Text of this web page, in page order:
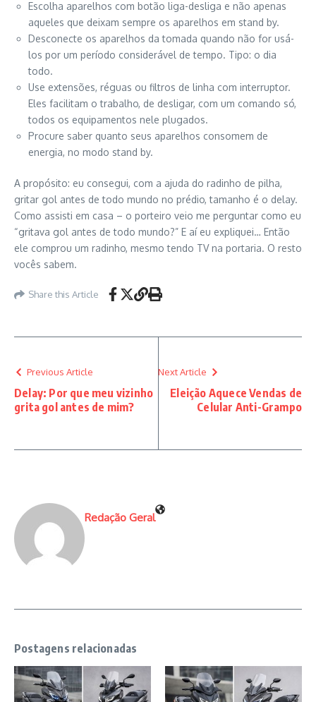
Escolha aparelhos com botão liga-desliga e não apenas
aqueles que deixam sempre os aparelhos em stand by.
Desconecte os aparelhos da tomada quando não for usá-
los por um período considerável de tempo. Tipo: o dia
todo.
Use extensões, réguas ou filtros de linha com interruptor.
Eles facilitam o trabalho, de desligar, com um comando só,
todos os equipamentos nele plugados.
Procure saber quanto seus aparelhos consomem de
energia, no modo stand by.
A propósito: eu consegui, com a ajuda do radinho de pilha,
gritar gol antes de todo mundo no prédio, tamanho é o delay.
Como assisti em casa – o porteiro veio me perguntar como eu
“gritava gol antes de todo mundo?” E aí eu expliquei… Então
ele comprou um radinho, mesmo tendo TV na portaria. O resto
vocês sabem.
Share this Article
Previous Article
Delay: Por que meu vizinho
grita gol antes de mim?
Next Article
Eleição Aquece Vendas de
Celular Anti-Grampo
Redação Geral
Postagens relacionadas